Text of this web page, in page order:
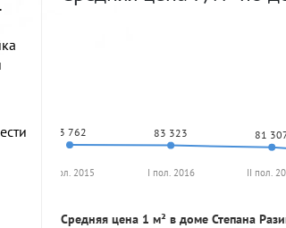
83 762 83 323 81
II пол. 2015 I пол. 2016 II пол.
Средняя цена 1 м² в доме Степана